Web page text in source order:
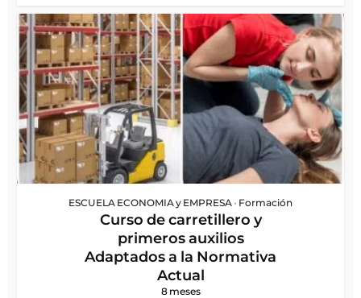
ESCUELA ECONOMIA y EMPRESA • Formación
Curso de carretillero y
primeros auxilios
Adaptados a la Normativa
Actual
8 meses